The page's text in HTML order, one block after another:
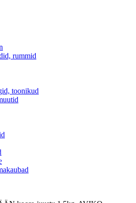
rummid
toonikud